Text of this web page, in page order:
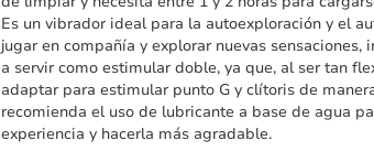
Es un vibrador ideal para la autoexploración y el
jugar en compañía y explorar nuevas sensaciones,
a servir como estimular doble, ya que, al ser tan
adaptar para estimular punto G y clítoris de
recomienda el uso de lubricante a base de agua
experiencia y hacerla más agradable.